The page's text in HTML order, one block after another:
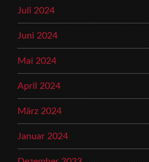
Juli 2024
Juni 2024
Mai 2024
April 2024
März 2024
Januar 2024